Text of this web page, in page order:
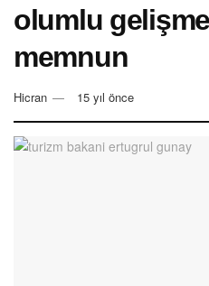
olumlu
memnun
Hicran 15 yıl önce